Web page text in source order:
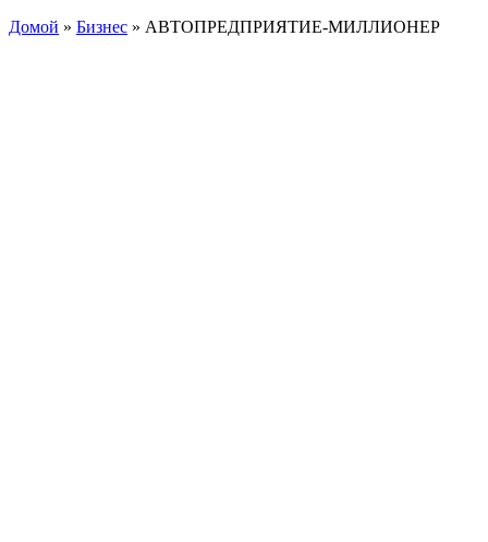
Домой » Бизнес » АВТОПРЕДПРИЯТИЕ-МИЛЛИОНЕР